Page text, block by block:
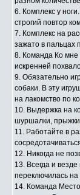
6. Комплекс у
строгий повтор
7. Комплекс на
зажато в пальцах
8. Команда Ко мне
искренней
9. Обязательно
собаки. В эту
на лакомство по
10. Выдержка на
шуршалки,
11. Работайте в
12. Никогда не
13. Всегда и
переключилась на
14. Команда